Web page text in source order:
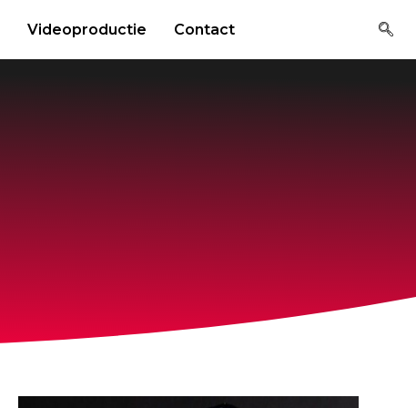
Videoproductie Contact